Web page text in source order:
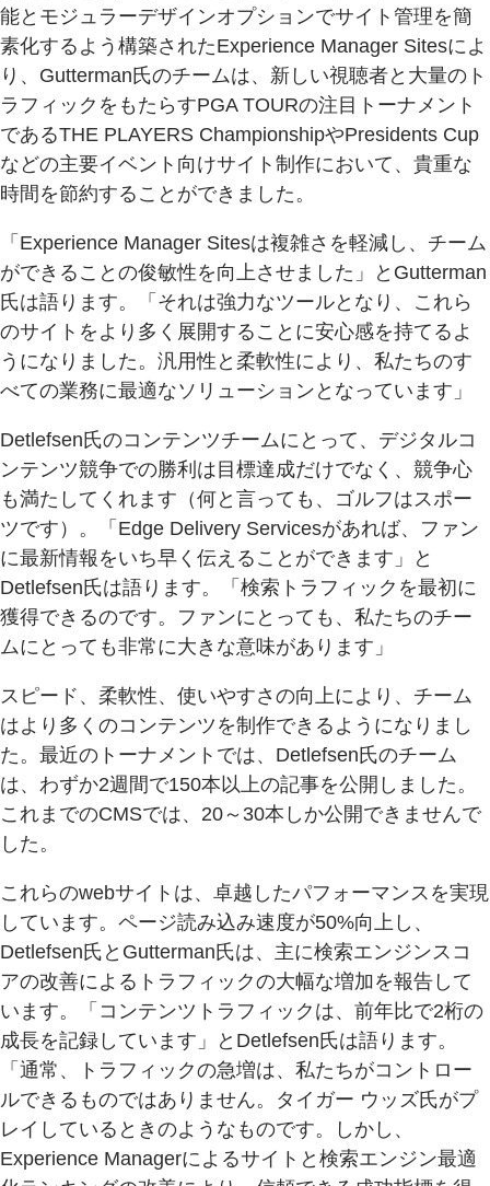
能とモジュラーデザインオプションでサイト管理を簡
素化するよう構築されたExperience Manager Sitesによ
り、Gutterman氏のチームは、新しい視聴者と大量のト
ラフィックをもたらすPGA TOURの注目トーナメント
であるTHE PLAYERS ChampionshipやPresidents Cup
などの主要イベント向けサイト制作において、貴重な
時間を節約することができました。
「Experience Manager Sitesは複雑さを軽減し、チーム
ができることの俊敏性を向上させました」とGutterman
氏は語ります。「それは強力なツールとなり、これら
のサイトをより多く展開することに安心感を持てるよ
うになりました。汎用性と柔軟性により、私たちのす
べての業務に最適なソリューションとなっています」
Detlefsen氏のコンテンツチームにとって、デジタルコ
ンテンツ競争での勝利は目標達成だけでなく、競争心
も満たしてくれます（何と言っても、ゴルフはスポー
ツです）。「Edge Delivery Servicesがあれば、ファン
に最新情報をいち早く伝えることができます」と
Detlefsen氏は語ります。「検索トラフィックを最初に
獲得できるのです。ファンにとっても、私たちのチー
ムにとっても非常に大きな意味があります」
スピード、柔軟性、使いやすさの向上により、チーム
はより多くのコンテンツを制作できるようになりまし
た。最近のトーナメントでは、Detlefsen氏のチーム
は、わずか2週間で150本以上の記事を公開しました。
これまでのCMSでは、20～30本しか公開できませんで
した。
これらのwebサイトは、卓越したパフォーマンスを実現
しています。ページ読み込み速度が50%向上し、
Detlefsen氏とGutterman氏は、主に検索エンジンスコ
アの改善によるトラフィックの大幅な増加を報告して
います。「コンテンツトラフィックは、前年比で2桁の
成長を記録しています」とDetlefsen氏は語ります。
「通常、トラフィックの急増は、私たちがコントロー
ルできるものではありません。タイガー ウッズ氏がプ
レイしているときのようなものです。しかし、
Experience Managerによるサイトと検索エンジン最適